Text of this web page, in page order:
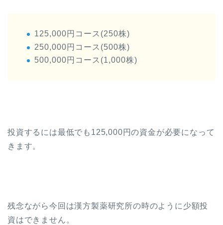
125,000円コース(250株)
250,000円コース(500株)
500,000円コース(1,000株)
投資するには最低でも125,000円の資金が必要になって
きます。
残念ながら今回は漢方製薬研究所の時のように少額投
資はできません。